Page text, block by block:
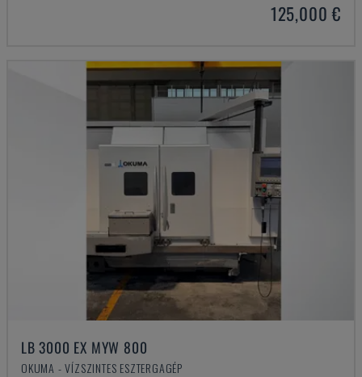
125,000 €
LB 3000 EX MYW 800
OKUMA - VÍZSZINTES ESZTERGAGÉP